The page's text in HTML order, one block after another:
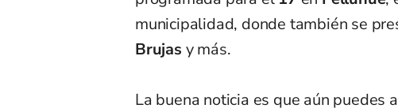
municipalidad, donde también se
Brujas y más.
La buena noticia es que aún puedes